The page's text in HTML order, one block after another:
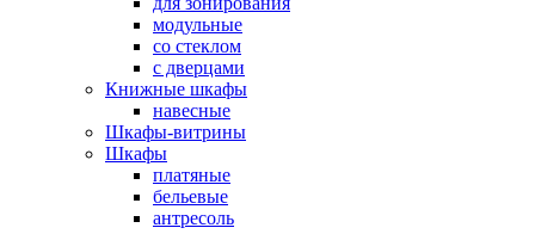
модульные
со стеклом
с дверцами
Книжные шкафы
навесные
Шкафы-витрины
Шкафы
платяные
бельевые
антресоль